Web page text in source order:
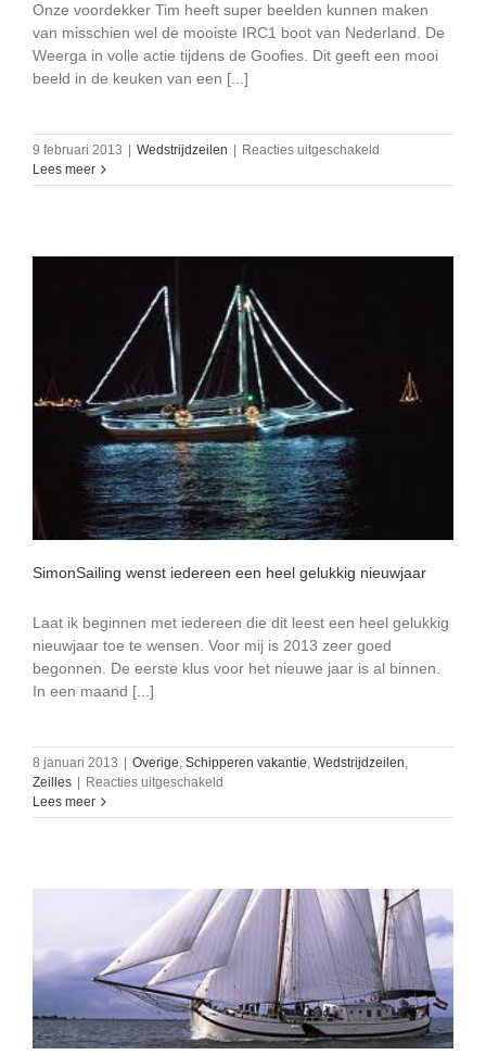
Onze voordekker Tim heeft super beelden kunnen maken
van misschien wel de mooiste IRC1 boot van Nederland. De
Weerga in volle actie tijdens de Goofies. Dit geeft een mooi
beeld in de keuken van een [...]
9 februari 2013 Wedstrijdzeilen Reacties uitgeschakeld
tijdens
Lees meer
SimonSailing wenst iedereen een heel gelukkig nieuwjaar
Laat ik beginnen met iedereen die dit leest een heel gelukkig
nieuwjaar toe te wensen. Voor mij is 2013 zeer goed
begonnen. De eerste klus voor het nieuwe jaar is al binnen.
In een maand [...]
8 januari 2013 Overige, Schipperen vakantie, Wedstrijdzeilen,
Zeilles
Reacties uitgeschakeld
wenst
gelukkig
nieuwjaar
Lees meer